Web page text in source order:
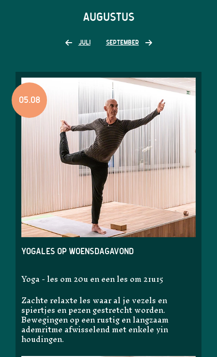
JULI
AUGUSTUS
SEPTEMBER
05.08
Yogales op woensdagavond
Yoga - les om 20u en een les om 21u15
Zachte relaxte les waar al je vezels en
spiertjes en pezen gestretcht worden.
Bewegingen op een rustig en langzaam
ademritme afwisselend met enkele yin
houdingen.